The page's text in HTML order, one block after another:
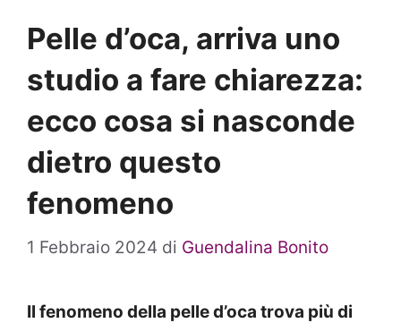
Pelle d’oca, arriva uno
studio a fare chiarezza:
ecco cosa si nasconde
dietro questo
fenomeno
1 Febbraio 2024 di Guendalina Bonito
Il fenomeno della pelle d’oca trova più di